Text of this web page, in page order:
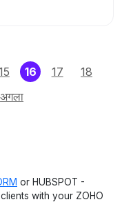
16(current)
17
18
अगला
or HUBSPOT -
with your ZOHO